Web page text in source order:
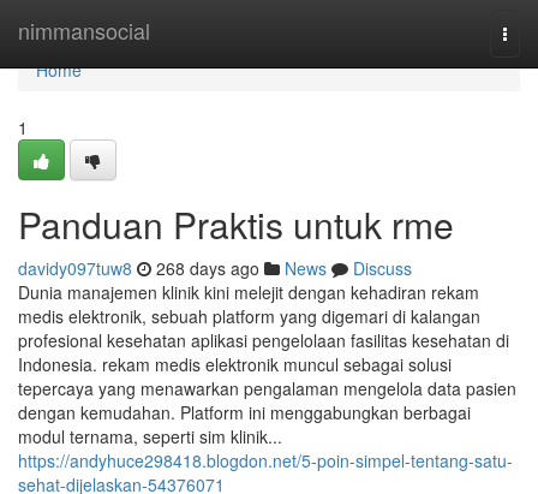
nimmansocial
Home
Home
1
Panduan Praktis untuk rme
davidy097tuw8 268 days ago News
Discuss
Dunia manajemen klinik kini melejit dengan kehadiran rekam
medis elektronik, sebuah platform yang digemari di kalangan
profesional kesehatan aplikasi pengelolaan fasilitas kesehatan di
Indonesia. rekam medis elektronik muncul sebagai solusi
tepercaya yang menawarkan pengalaman mengelola data pasien
dengan kemudahan. Platform ini menggabungkan berbagai
modul ternama, seperti sim klinik...
https://andyhuce298418.blogdon.net/5-poin-simpel-tentang-satu-
sehat-dijelaskan-54376071